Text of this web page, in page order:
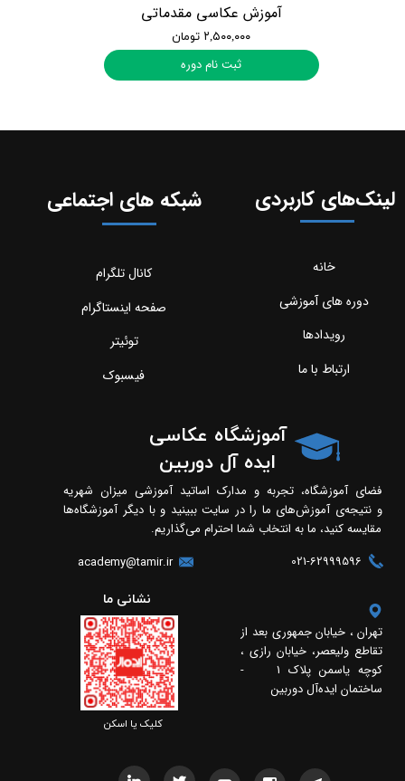
آموزش عکاسی مقدماتی
۲,۵۰۰,۰۰۰ تومان
ثبت نام دوره
آموزشگاه عکاسی
ایده آل دوربین
فضای آموزشگاه، تجربه و مدارک اساتید آموزشی میزان شهریه
و نتیجه‌ی آموزش‌های ما را در سایت ببینید و با دیگر آموزشگاه‌ها
مقایسه کنید، ما به انتخاب شما احترام می‌گذاریم.
021-62999596
academy@tamir.ir
تهران ، خیابان جمهوری بعد از
تقاطع ولیعصر، خیابان رازی ،
کوچه یاسمن پلاک 1 -
ساختمان ایده‌آل دوربین
لینک‌های کاربردی
خانه
دوره های آموزشی
رویدادها
ارتباط با ما
شبکه های اجتماعی
کانال تلگرام
صفحه اینستاگرام
توئیتر
فیسبوک
​​نشانی ما
​​کلیک یا اسکن